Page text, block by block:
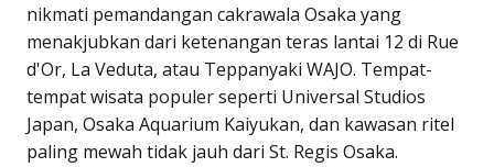
nikmati pemandangan cakrawala Osaka yang
menakjubkan dari ketenangan teras lantai 12 di Rue
d'Or, La Veduta, atau Teppanyaki WAJO. Tempat-
tempat wisata populer seperti Universal Studios
Japan, Osaka Aquarium Kaiyukan, dan kawasan ritel
paling mewah tidak jauh dari St. Regis Osaka.